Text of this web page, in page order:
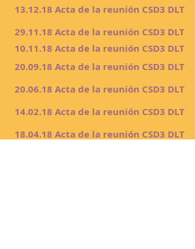
13.12.18 Acta de la reunión CSD3 DLT
29.11.18 Acta de la reunión CSD3 DLT
10.11.18 Acta de la reunión CSD3 DLT
20.09.18 Acta de la reunión CSD3 DLT
20.06.18 Acta de la reunión CSD3 DLT
14.02.18 Acta de la reunión CSD3 DLT
18.04.18 Acta de la reunión CSD3 DLT